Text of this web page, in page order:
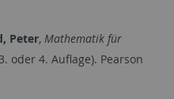
Peter,Mathematik für
oder 4. Auflage). Pearson